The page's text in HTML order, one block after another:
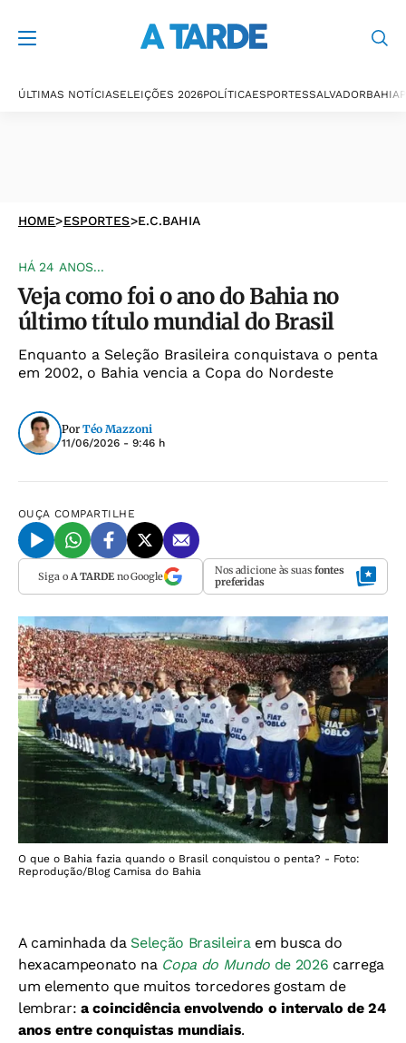
ÚLTIMAS NOTÍCIASELEIÇÕES 2026POLÍTICAESPORTESSALVADORBAHIA
HOME>ESPORTES>E.C.BAHIA
HÁ 24 ANOS...
Veja como foi o ano do Bahia no
último título mundial do Brasil
Enquanto a Seleção Brasileira conquistava o penta
em 2002, o Bahia vencia a Copa do Nordeste
Por Téo Mazzoni
11/06/2026 - 9:46 h
OUÇA COMPARTILHE
Siga o A TARDEno Google Nos adicione às suas fontes
preferidas
O que o Bahia fazia quando o Brasil conquistou o penta? - Foto:
Reprodução/Blog Camisa do Bahia
A caminhada da Seleção Brasileiraem busca do
hexacampeonato na Copa do Mundo de 2026 carrega
um elemento que muitos torcedores gostam de
lembrar:a coincidência envolvendo o intervalo de 24
anos entre conquistas mundiais.